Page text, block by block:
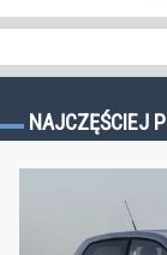
NAJCZĘŚCIEJ